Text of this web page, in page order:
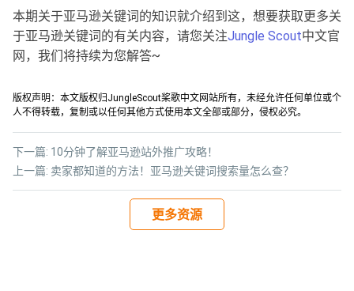
本期关于亚马逊关键词的知识就介绍到这，想要获取更多关
于亚马逊关键词的有关内容，请您关注Jungle Scout中文官
网，我们将持续为您解答~
版权声明：本文版权归JungleScout桨歌中文网站所有，未经允许任何单位或个
人不得转载，复制或以任何其他方式使用本文全部或部分，侵权必究。
上一篇: 卖家都知道的方法！亚马逊关键词搜索量怎么查？
下一篇: 10分钟了解亚马逊站外推广攻略！
更多资源